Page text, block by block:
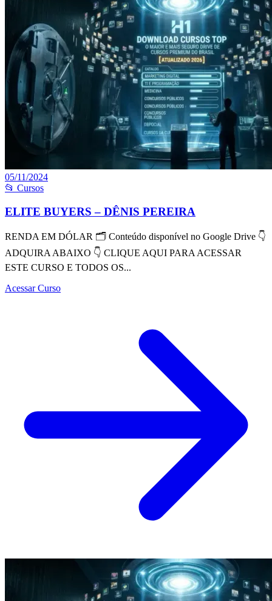
05/11/2024
📂 Cursos
ELITE BUYERS – DÊNIS PEREIRA
RENDA EM DÓLAR 🗂 Conteúdo disponível no Google Drive 👇
ADQUIRA ABAIXO 👇 CLIQUE AQUI PARA ACESSAR
ESTE CURSO E TODOS OS...
Acessar Curso